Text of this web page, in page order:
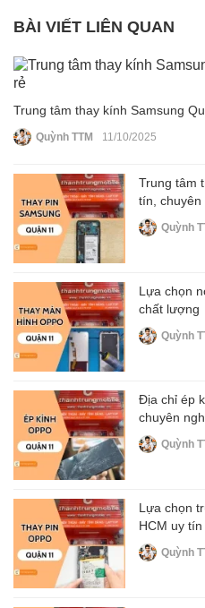
BÀI VIẾT LIÊN QUAN
Trung tâm thay kính Samsung
Quỳnh TTM 11/10/2025
Trung tâm
tín, chuyên
Quỳnh
Lựa chọn
chất lượng
Quỳnh
Địa chỉ ép
chuyên
Quỳnh
Lựa chọn
HCM uy tín
Quỳnh